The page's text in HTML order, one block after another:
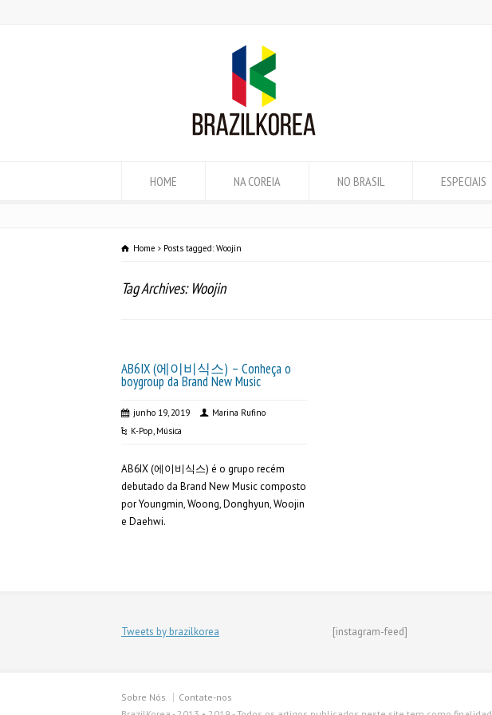
HOME NA COREIA NO BRASIL ESPECIAIS
Home Posts tagged: Woojin
Tag Archives: Woojin
AB6IX (에이비식스) – Conheça o
boygroup da Brand New Music
junho 19, 2019
Marina Rufino
K-Pop, Música
AB6IX (에이비식스) é o grupo recém
debutado da Brand New Music composto
por Youngmin, Woong, Donghyun, Woojin
e Daehwi.
Tweets by brazilkorea [instagram-feed]
Sobre Nós
Contate-nos